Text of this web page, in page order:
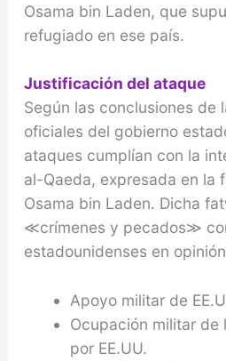
Osama bin Laden, que
refugiado en ese país.
Justificación del ataque
Según las conclusiones de
oficiales del gobierno
ataques cumplían con la
al-Qaeda, expresada en la
Osama bin Laden. Dicha
≪crímenes y pecados≫
estadounidenses en
Apoyo militar de
Ocupación militar de
por EE.UU.